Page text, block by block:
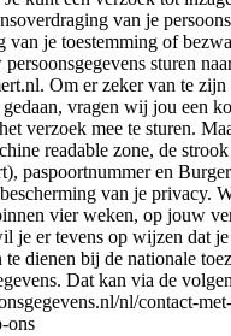
van je
van je toestemming of
sturen
Om er zeker van te zijn
vragen wij jou een
verzoek mee te sturen.
readable zone, de
paspoortnummer en
van je privacy.
vier weken, op jouw
je er tevens op wijzen dat
dienen bij de nationale
Dat kan via de
nl/contact-
ons